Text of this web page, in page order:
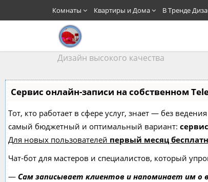
Комнаты Квартиры и Дома В Тренде
Дизайн высокого качества
Сервис онлайн-записи на собственном
Тот, кто работает в сфере услуг, знает — без
самый бюджетный и оптимальный вариант:
Для новых пользователей первый месяц
Чат-бот для мастеров и специалистов, который
— Сам записывает клиентов и напоминает им о